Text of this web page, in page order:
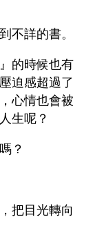
不詳的書。
的時候也有
迫感超過了
心情也會被
生呢？
？
把目光轉向